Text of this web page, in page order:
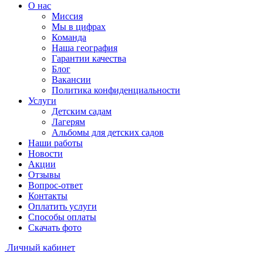
О нас
Миссия
Мы в цифрах
Команда
Наша география
Гарантии качества
Блог
Вакансии
Политика конфиденциальности
Услуги
Детским садам
Лагерям
Альбомы для детских садов
Наши работы
Новости
Акции
Отзывы
Вопрос-ответ
Контакты
Оплатить услуги
Способы оплаты
Скачать фото
Личный кабинет